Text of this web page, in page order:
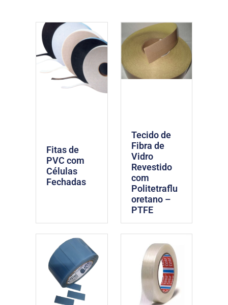
Fitas de
PVC com
Células
Fechadas
Tecido de
Fibra de
Vidro
Revestido
com
Politetraflu
oretano –
PTFE